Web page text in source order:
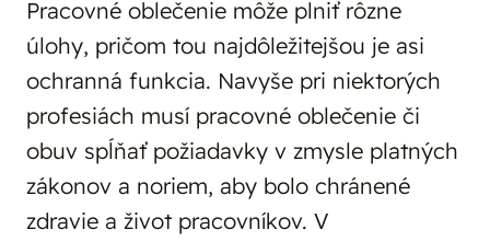
Pracovné oblečenie môže plniť rôzne
úlohy, pričom tou najdôležitejšou je asi
ochranná funkcia. Navyše pri niektorých
profesiách musí pracovné oblečenie či
obuv spĺňať požiadavky v zmysle platných
zákonov a noriem, aby bolo chránené
zdravie a život pracovníkov. V